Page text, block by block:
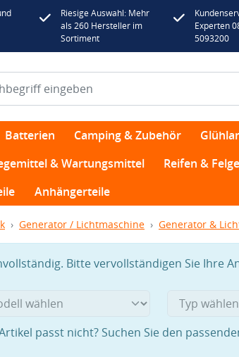
Riesige Auswahl: Mehr
als 260 Hersteller im
Sortiment
Experten
5093200
Batterien Camping & Zubehör
& Wartungsmittel Reifen &
Anhängerteile
Generator / Lichtmaschine Generator &
Bitte vervollständigen Sie Ihre
passt nicht? Suchen Sie den